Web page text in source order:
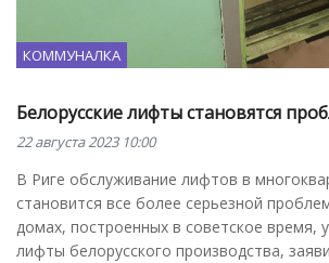
КОММУНАЛКА
Белорусские лифты становятся
22 августа 2023 10:00
В Риге обслуживание лифтов в
становится все более серьезной
домах, построенных в советское время,
лифты белорусского производства,